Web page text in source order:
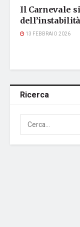
Il Carnevale
13 FEBBRAIO 2026
Ricerca